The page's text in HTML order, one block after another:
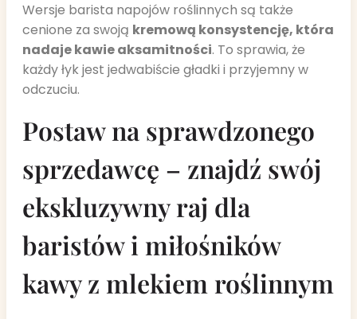
Wersje barista napojów roślinnych są także
cenione za swoją kremową konsystencję, która
nadaje kawie aksamitności. To sprawia, że
każdy łyk jest jedwabiście gładki i przyjemny w
odczuciu.
Postaw na sprawdzonego
sprzedawcę – znajdź swój
ekskluzywny raj dla
baristów i miłośników
kawy z mlekiem roślinnym